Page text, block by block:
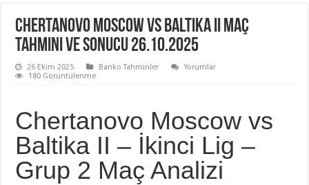
Chertanovo Moscow vs Baltika II Maç
Tahmini ve Sonucu 26.10.2025
26 Ekim 2025 Banko Tahminler
Yorumlar
180 Görüntülenme
Chertanovo Moscow vs
Baltika II – İkinci Lig –
Grup 2 Maç Analizi